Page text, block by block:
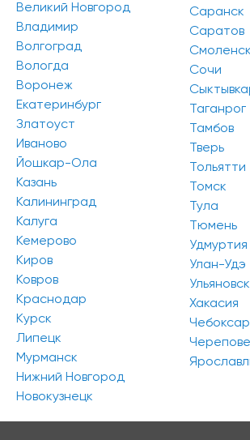
Нажимая на кнопку «Отправить», вы даете
персональных данных и соглашаетесь c
Великий Новгород
Владимир
Волгоград
Вологда
Воронеж
Екатеринбург
Златоуст
Иваново
Йошкар-Ола
Казань
Калининград
Калуга
Кемерово
Киров
Ковров
Краснодар
Курск
Липецк
Мурманск
Нижний Новгород
Новокузнецк
Саранск
Саратов
Смоленск
Сочи
Таганрог
Тамбов
Тверь
Тольятти
Томск
Тула
Тюмень
Удмуртия
Улан-Удэ
Ульяновск
Хакасия